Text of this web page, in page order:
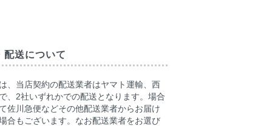
配送について
、当店契約の配送業者はヤマト運輸、西
、2社いずれかでの配送となります。場合
佐川急便などその他配送業者からお届け
合もございます。なお配送業者をお選び